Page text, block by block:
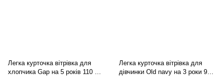
Легка курточка вітрівка для
хлопчика Gap на 5 років 110 см
Легка курточка вітрівка для
дівчинки Old navy на 3 роки 98